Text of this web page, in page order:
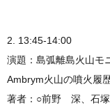
2. 13:45-14:00
演題：島弧離島火山モ
Ambrym火山の噴火履
著者：○前野 深、石